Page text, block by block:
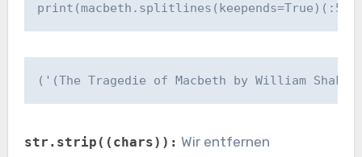
print(macbeth.splitlines(keepends=True)(:5))
('(The Tragedie of Macbeth by William
str.strip((chars)): Wir entfernen